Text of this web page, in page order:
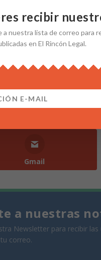
Gmail
a nuestras
Newsletter para recibir
correo.
recibir
a nuestra lista de correo para
en El Rincón Legal.